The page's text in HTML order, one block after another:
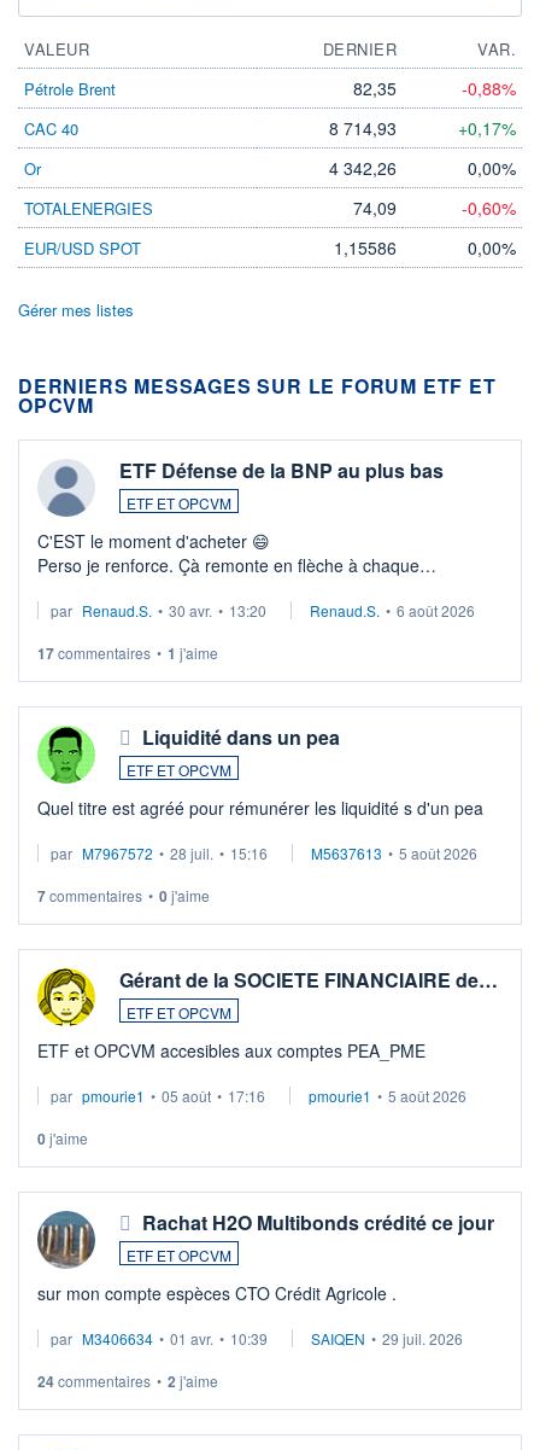
VALEUR DERNIER
VAR.
Pétrole Brent
82,35 -0,88%
CAC 40 8 714,93 +0,17%
Or 4 342,26 0,00%
TOTALENERGIES 74,09 -0,60%
EUR/USD SPOT 1,15586 0,00%
Gérer mes listes
DERNIERS MESSAGES SUR LE FORUM ETF ET
OPCVM
ETF Défense de la BNP au plus bas
ETF ET OPCVM
C'EST le moment d'acheter 😄​
Perso je renforce. Çà remonte en flèche à chaque
Investissement long terme tip top pour sa retraite.
par Renaud.S. • 30 avr. • 13:20 Renaud.S. • 6 août 2026
17commentaires • 1 j'aime
Liquidité dans un pea
ETF ET OPCVM
Quel titre est agréé pour rémunérer les liquidité s d'un pea
par M7967572 • 28 juil. • 15:16 M5637613 • 5 août 2026
7commentaires • 0j'aime
Gérant de la SOCIETE FINANCIAIRE de…
ETF ET OPCVM
ETF et OPCVM accesibles aux comptes PEA_PME
par pmourie1 • 05 août • 17:16 pmourie1 • 5 août 2026
0j'aime
Rachat H2O Multibonds crédité ce jour
ETF ET OPCVM
sur mon compte espèces CTO Crédit Agricole .
par M3406634 • 01 avr. • 10:39 SAIQEN • 29 juil. 2026
24commentaires • 2 j'aime